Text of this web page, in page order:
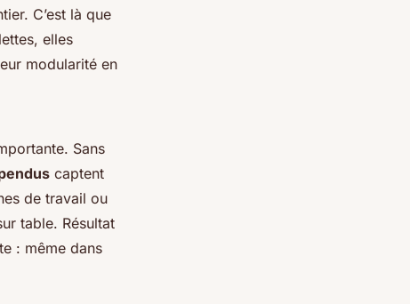
C’est là que
elles
modularité en
Sans
captent
de travail ou
table. Résultat
: même dans